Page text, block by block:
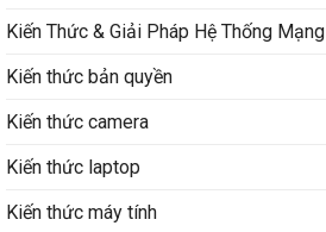
Kiến Thức & Giải Pháp Hệ Thống Mạng
Kiến thức bản quyền
Kiến thức camera
Kiến thức laptop
Kiến thức máy tính